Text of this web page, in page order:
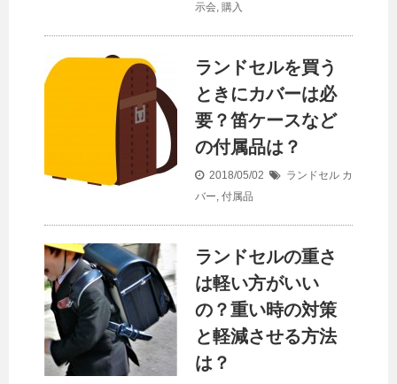
示会, 購入
ランドセルを買う
ときにカバーは必
要？笛ケースなど
の付属品は？
2018/05/02 ランドセル カ
バー, 付属品
ランドセルの重さ
は軽い方がいい
の？重い時の対策
と軽減させる方法
は？